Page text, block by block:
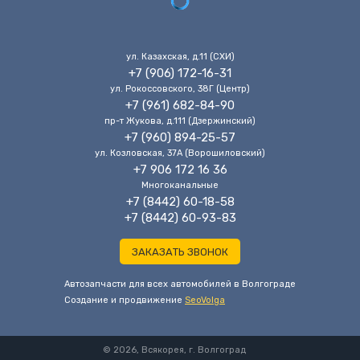
Автозапчасти для всех автомобилей в Волгограде
Cоздание и продвижение SeoVolga
ул. Казахская, д.11 (CХИ)
+7 (906) 172-16-31
ул. Рокоссовского, 38Г (Центр)
+7 (961) 682-84-90
пр-т Жукова, д.111 (Дзержинский)
+7 (960) 894-25-57
ул. Козловская, 37А (Ворошиловский)
+7 906 172 16 36
Многоканальные
+7 (8442) 60-18-58
+7 (8442) 60-93-83
ЗАКАЗАТЬ ЗВОНОК
© 2026, Всякорея, г. Волгоград